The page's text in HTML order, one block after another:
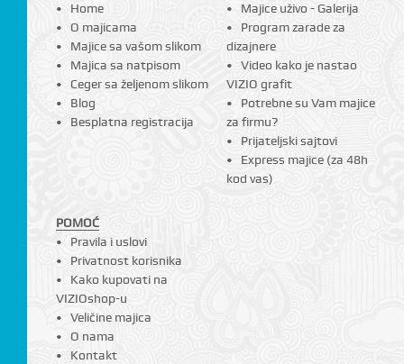
Home
O majicama
Majice sa vašom slikom
Majica sa natpisom
Ceger sa željenom slikom
Blog
Besplatna registracija
Majice uživo - Galerija
Program zarade za
dizajnere
Video kako je nastao
VIZIO grafit
Potrebne su Vam majice
za firmu?
Prijateljski sajtovi
Express majice (za 48h
kod vas)
POMOĆ
Pravila i uslovi
Privatnost korisnika
Kako kupovati na
VIZIOshop-u
Veličine majica
O nama
Kontakt